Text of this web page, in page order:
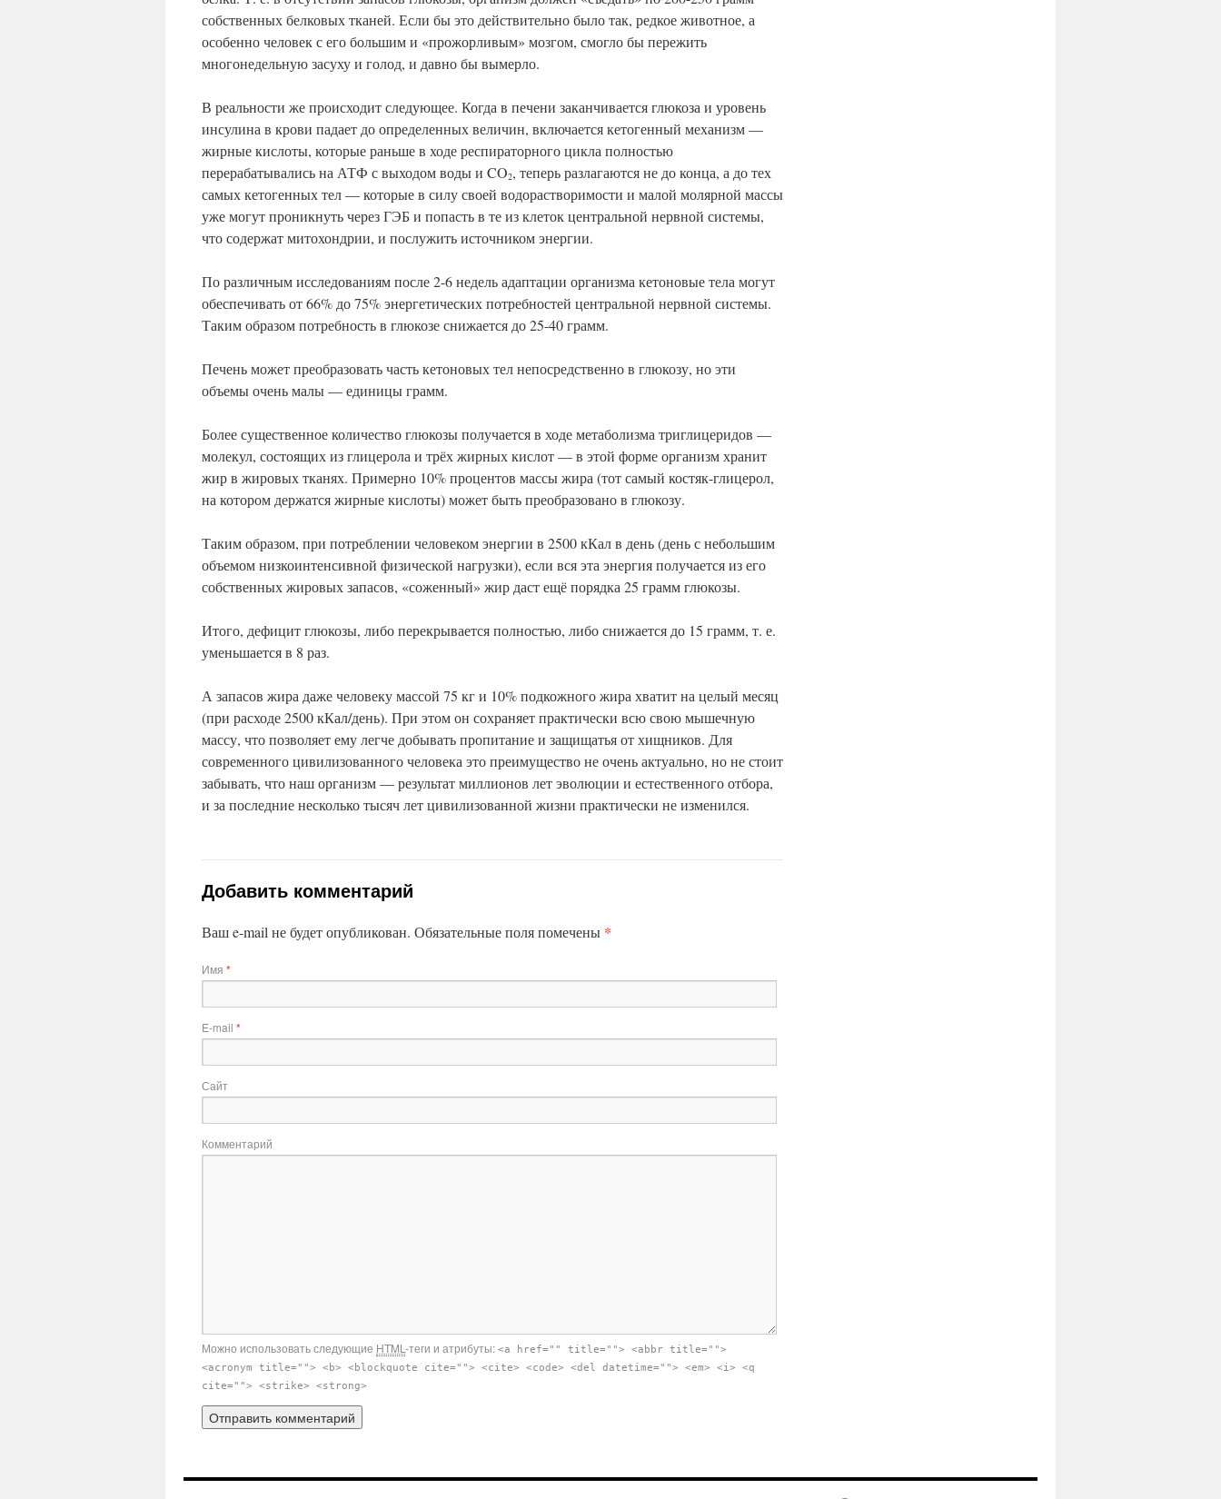
собственных белковых тканей. Если бы это действительно было так, редкое животное, а
особенно человек с его большим и «прожорливым» мозгом, смогло бы пережить
многонедельную засуху и голод, и давно бы вымерло.
В реальности же происходит следующее. Когда в печени заканчивается глюкоза и уровень
инсулина в крови падает до определенных величин, включается кетогенный механизм —
жирные кислоты, которые раньше в ходе респираторного цикла полностью
перерабатывались на АТФ с выходом воды и CO2, теперь разлагаются не до конца, а до тех
самых кетогенных тел — которые в силу своей водорастворимости и малой молярной массы
уже могут проникнуть через ГЭБ и попасть в те из клеток центральной нервной системы,
что содержат митохондрии, и послужить источником энергии.
По различным исследованиям после 2-6 недель адаптации организма кетоновые тела могут
обеспечивать от 66% до 75% энергетических потребностей центральной нервной системы.
Таким образом потребность в глюкозе снижается до 25-40 грамм.
Печень может преобразовать часть кетоновых тел непосредственно в глюкозу, но эти
объемы очень малы — единицы грамм.
Более существенное количество глюкозы получается в ходе метаболизма триглицеридов —
молекул, состоящих из глицерола и трёх жирных кислот — в этой форме организм хранит
жир в жировых тканях. Примерно 10% процентов массы жира (тот самый костяк-глицерол,
на котором держатся жирные кислоты) может быть преобразовано в глюкозу.
Таким образом, при потреблении человеком энергии в 2500 кКал в день (день с небольшим
объемом низкоинтенсивной физической нагрузки), если вся эта энергия получается из его
собственных жировых запасов, «соженный» жир даст ещё порядка 25 грамм глюкозы.
Итого, дефицит глюкозы, либо перекрывается полностью, либо снижается до 15 грамм, т. е.
уменьшается в 8 раз.
А запасов жира даже человеку массой 75 кг и 10% подкожного жира хватит на целый месяц
(при расходе 2500 кКал/день). При этом он сохраняет практически всю свою мышечную
массу, что позволяет ему легче добывать пропитание и защищатья от хищников. Для
современного цивилизованного человека это преимущество не очень актуально, но не стоит
забывать, что наш организм — результат миллионов лет эволюции и естественного отбора,
и за последние несколько тысяч лет цивилизованной жизни практически не изменился.
Добавить комментарий
Ваш e-mail не будет опубликован. Обязательные поля помечены *
Имя *
E-mail *
Сайт
Комментарий
Можно использовать следующие HTML -теги и атрибуты: <a href="" title=""> <abbr title="">
<acronym title=""> <b> <blockquote cite=""> <cite> <code> <del datetime=""> <em> <i> <q
cite=""> <strike> <strong>